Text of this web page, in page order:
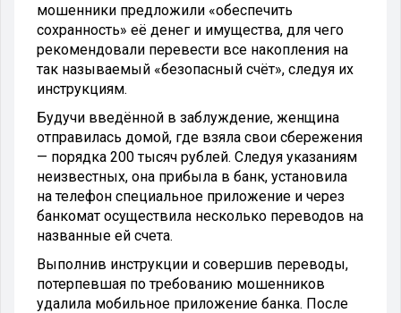
мошенники предложили «обеспечить
сохранность» её денег и имущества, для чего
рекомендовали перевести все накопления на
так называемый «безопасный счёт», следуя их
инструкциям.
Будучи введённой в заблуждение, женщина
отправилась домой, где взяла свои сбережения
— порядка 200 тысяч рублей. Следуя указаниям
неизвестных, она прибыла в банк, установила
на телефон специальное приложение и через
банкомат осуществила несколько переводов на
названные ей счета.
Выполнив инструкции и совершив переводы,
потерпевшая по требованию мошенников
удалила мобильное приложение банка. После